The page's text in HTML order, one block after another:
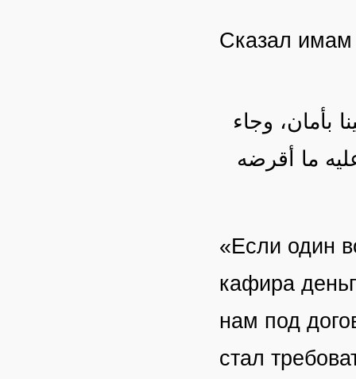
Сказал
بأمان، وجاء
ما أقرضه
«Если один
кафира
нам под
стал